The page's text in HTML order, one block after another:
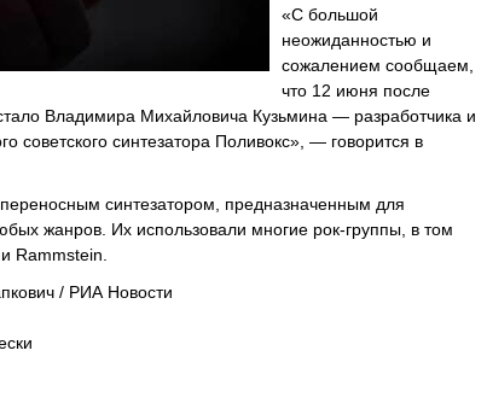
«С большой
неожиданностью и
сожалением сообщаем,
что 12 июня после
Владимира Михайловича Кузьмина — разработчика и
советского синтезатора Поливокс», — говорится в
синтезатором, предназначенным для
жанров. Их использовали многие рок-группы, в том
Rammstein.
/ РИА Новости